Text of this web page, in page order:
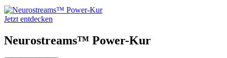
Jetzt entdecken
Neurostreams™ Power-Kur